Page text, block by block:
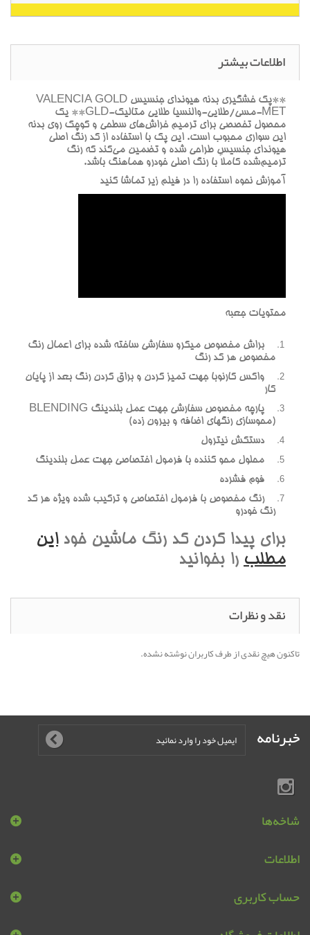
اطلاعات بیشتر
**پک خشگيري بدنه هيونداي جنسيس VALENCIA GOLD
MET-مسي/طلايي-والنسيا طلايي متاليک-GLD** يک
محصول تخصصي براي ترميم خراش‌هاي سطحي و کوچک روي بدنه
اين سواري محبوب است. اين پک با استفاده از کد رنگ اصلي
هيونداي جنسيس طراحي شده و تضمين مي‌کند که رنگ
ترميم‌شده کاملاً با رنگ اصلي خودرو هماهنگ باشد.
آموزش نحوه استفاده را در فيلم زير تماشا کنيد
محتويات جعبه
براش مخصوص ميکرو سفارشي ساخته شده براي اعمال رنگ
مخصوص هر کد رنگ
واکس کارنوبا جهت تميز کردن و براق کردن رنگ بعد از پايان
کار
پارچه مخصوص سفارشي جهت عمل بلندينگ BLENDING
(محوسازي رنگهاي اضافه و بيرون زده)
دستکش نيترول
محلول محو کننده با فرمول اختصاصي جهت عمل بلندينگ
فوم فشرده
رنگ مخصوص با فرمول اختصاصي و ترکيب شده ويژه هر کد
رنگ خودرو
براي پيدا کردن کد رنگ ماشين خوداين
مطلب را بخوانيد
نقد و نظرات
تاکنون هیچ نقدی از طرف کاربران نوشته نشده.
خبرنامه
شاخه‌ها
اطلاعات
حساب کاربری